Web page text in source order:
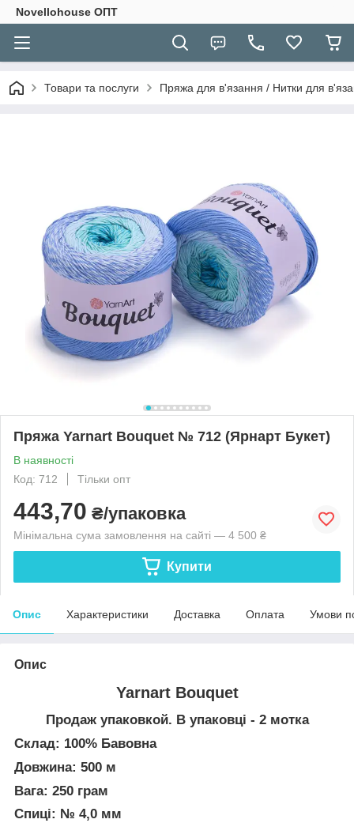
Novellohouse ОПТ
Товари та послуги Пряжа для в'язання / Нитки для
Пряжа Yarnart Bouquet № 712 (Ярнарт Букет)
В наявності
Код: 712
Тільки опт
443,70 ₴/упаковка
Мінімальна сума замовлення на сайті — 4 500 ₴
Купити
Опис Характеристики Доставка Оплата Умови
Опис
Yarnart Bouquet
Продаж упаковкой. В упаковці - 2 мотка
Склад: 100% Бавовна
Довжина: 500 м
Вага: 250 грам
Спиці: № 4,0 мм